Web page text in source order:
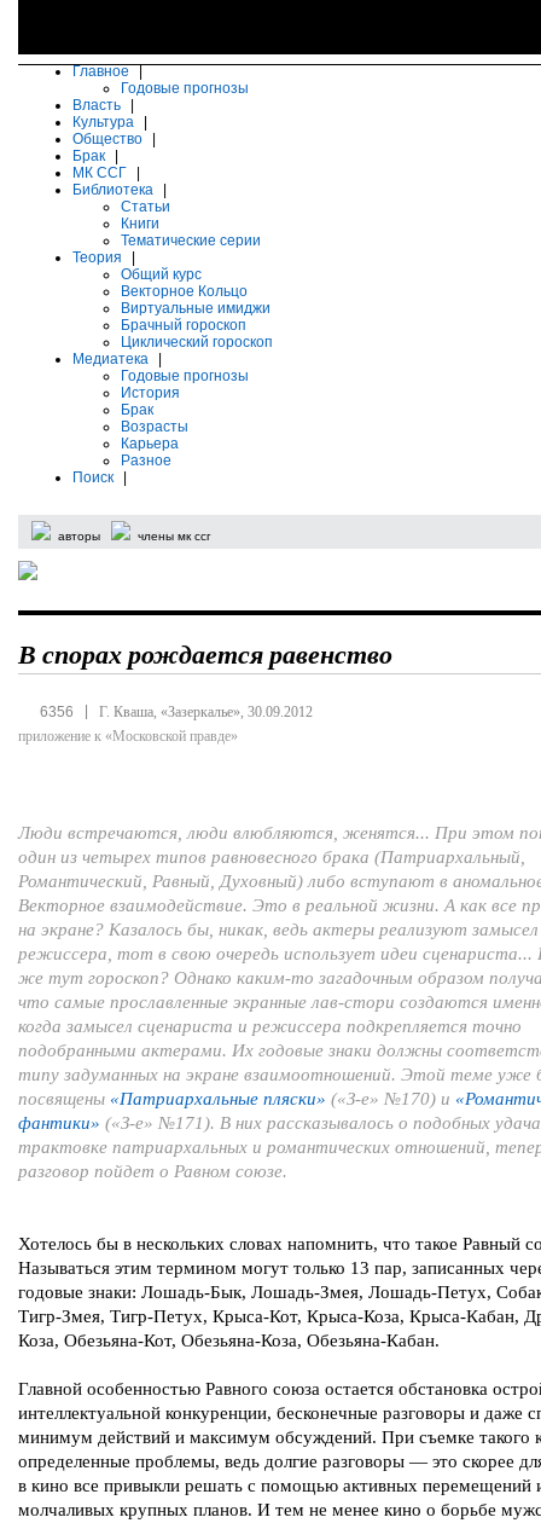
Главное
Годовые прогнозы
Власть
Культура
Общество
Брак
МК ССГ
Библиотека
Статьи
Книги
Тематические серии
Теория
Общий курс
Векторное Кольцо
Виртуальные имиджи
Брачный гороскоп
Циклический гороскоп
Медиатека
Годовые прогнозы
История
Брак
Возрасты
Карьера
Разное
Поиск
авторы члены мк ссг
В спорах рождается равенство
6356
Г. Кваша, «Зазеркалье», 30.09.2012
приложение к «Московской правде»
Люди встречаются, люди влюбляются, женятся... При этом
один из четырех типов равновесного брака (Патриархальный,
Романтический, Равный, Духовный) либо вступают в
Векторное взаимодействие. Это в реальной жизни. А как все
на экране? Казалось бы, никак, ведь актеры реализуют замысел
режиссера, тот в свою очередь использует идеи сценариста...
же тут гороскоп? Однако каким-то загадочным образом
что самые прославленные экранные лав-стори создаются
когда замысел сценариста и режиссера подкрепляется точно
подобранными актерами. Их годовые знаки должны
типу задуманных на экране взаимоотношений. Этой теме уже
посвящены «Патриархальные пляски» («З-е» №170) и
фантики» («З-е» №171). В них рассказывалось о подобных
трактовке патриархальных и романтических отношений,
разговор пойдет о Равном союзе.
Хотелось бы в нескольких словах напомнить, что такое Равный
Называться этим термином могут только 13 пар, записанных
годовые знаки: Лошадь-Бык, Лошадь-Змея, Лошадь-Петух,
Тигр-Змея, Тигр-Петух, Крыса-Кот, Крыса-Коза, Крыса-Кабан,
Коза, Обезьяна-Кот, Обезьяна-Коза, Обезьяна-Кабан.
Главной особенностью Равного союза остается обстановка
интеллектуальной конкуренции, бесконечные разговоры и даже
минимум действий и максимум обсуждений. При съемке такого
определенные проблемы, ведь долгие разговоры — это скорее
в кино все привыкли решать с помощью активных перемещений
молчаливых крупных планов. И тем не менее кино о борьбе